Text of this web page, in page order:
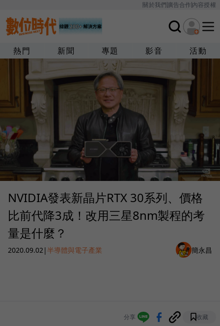
關於我們廣告合作內容授權
熱門 新聞 專題 影音 活動
NVIDIA發表新晶片RTX 30系列、價格
比前代降3成！改用三星8nm製程的考
量是什麼？
2020.09.02 |半導體與電子產業 簡永昌
分享 收藏